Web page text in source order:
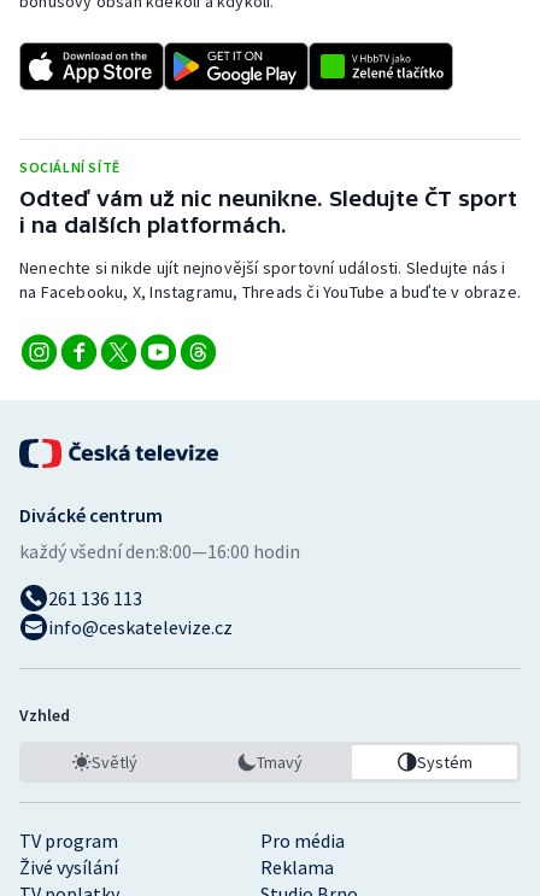
SOCIÁLNÍ SÍTĚ
Odteď vám už nic neunikne. Sledujte ČT sport
i na dalších platformách.
Nenechte si nikde ujít nejnovější sportovní události. Sledujte nás i
na Facebooku, X, Instagramu, Threads či YouTube a buďte v obraze.
TV program
Pro média
Živé vysílání
Reklama
Divácké centrum
každý všední den:8:00—16:00 hodin
261 136 113
info@ceskatelevize.cz
Vzhled
Světlý Tmavý Systém